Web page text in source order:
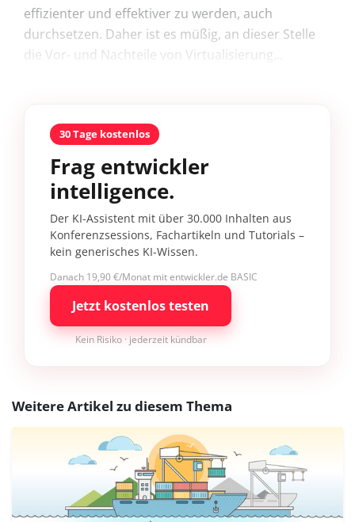
effizienter und effektiver zu werden, auch
durchsetzen. Daher ist es müßig, an dieser Stelle
die Vor- und Nachteile von Virtualisierung...
30 Tage kostenlos
Frag entwickler
intelligence.
Der KI-Assistent mit über 30.000 Inhalten aus
Konferenzsessions, Fachartikeln und Tutorials –
kein generisches KI-Wissen.
Danach 19,90 €/Monat mit entwickler.de BASIC
Jetzt kostenlos testen
Kein Risiko · jederzeit kündbar
Weitere Artikel zu diesem Thema